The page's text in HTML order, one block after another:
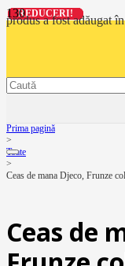
produsa fost adăugat
Prima pagină
>
Toate
>
Ceas de mana Djeco, Frunze
Ceas de
REDUCERI!
REDUCERI!
REDUCERI!
REDUCERI!